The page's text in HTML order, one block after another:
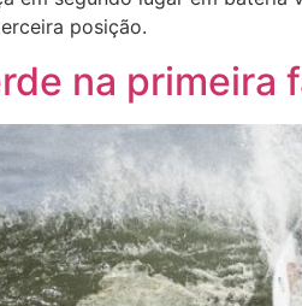
posição.
na primeira